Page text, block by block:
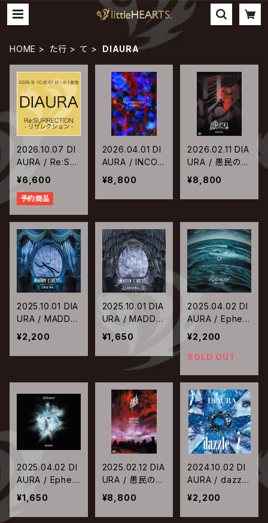
HOME た行 て DIAURA
2026.10.07 DI
AURA / Re:SU
RRECTION-リ
ザレクション-
¥6,600
予約商品
2026.04.01 DI
AURA / INCOM
PLETEⅢ
¥8,800
2026.02.11 DIA
URA / 愚民の日
2025
¥8,800
2025.10.01 DIA
URA / MADDY
CIRCUS【初回
盤】
¥2,200
2025.10.01 DIA
URA / MADDY
CIRCUS【通常
盤】
¥1,650
2025.04.02 DI
AURA / Ephem
eral【初回盤】
¥2,200
SOLD OUT
2025.04.02 DI
AURA / Ephem
eral【通常盤】
¥1,650
2025.02.12 DIA
URA / 愚民の日
2024
¥8,800
2024.10.02 DI
AURA / dazzle
-消えた弾丸-
【初回盤】
¥2,200